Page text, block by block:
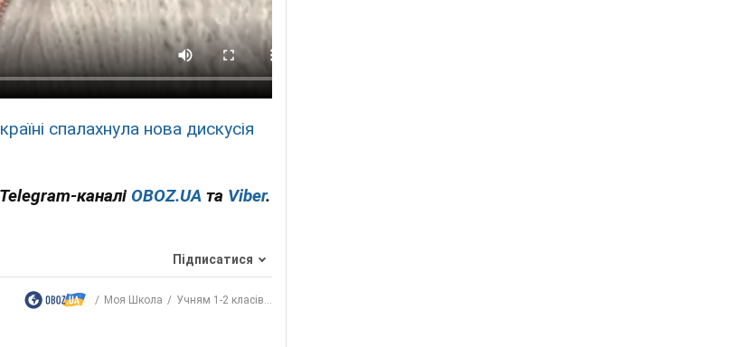
спалахнула нова дискусія
каналі OBOZ.UA та Viber.
Підписатися
Моя Школа Учням 1-2 класів...